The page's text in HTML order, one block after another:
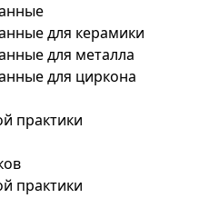
для керамики
для металла
для циркона
практики
практики